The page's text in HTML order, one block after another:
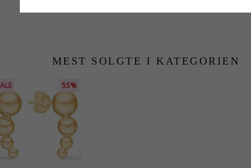
MEST SOLGTE I KATEGORIEN
55%